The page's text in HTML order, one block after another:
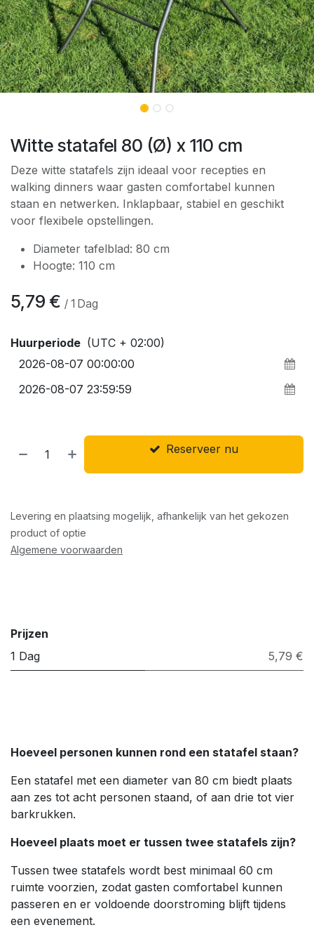
Witte statafel 80 (Ø) x 110 cm
Deze witte statafels zijn ideaal voor recepties en
walking dinners waar gasten comfortabel kunnen
staan en netwerken. Inklapbaar, stabiel en geschikt
voor flexibele opstellingen.
Diameter tafelblad: 80 cm
Hoogte: 110 cm
5,79 € / 1 Dag
Huurperiode (UTC + 02:00)
Reserveer nu
Levering en plaatsing mogelijk, afhankelijk van het gekozen
product of optie
Algemene voorwaarden
Prijzen
1 Dag
5,79 €
Hoeveel personen kunnen rond een statafel staan?
Een statafel met een diameter van 80 cm biedt plaats
aan zes tot acht personen staand, of aan drie tot vier
barkrukken.
Hoeveel plaats moet er tussen twee statafels zijn?
Tussen twee statafels wordt best minimaal 60 cm
ruimte voorzien, zodat gasten comfortabel kunnen
passeren en er voldoende doorstroming blijft tijdens
een evenement.